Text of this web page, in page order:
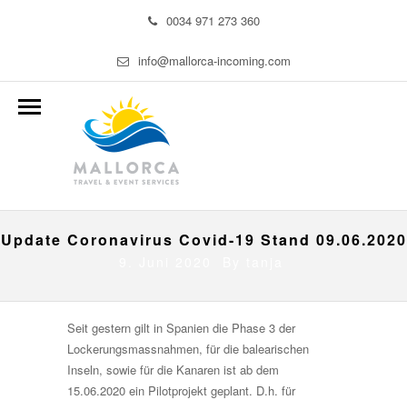
0034 971 273 360
info@mallorca-incoming.com
Update Coronavirus Covid-19 Stand 09.06.2020
Seit gestern gilt in Spanien die Phase 3 der
Lockerungsmassnahmen, für die balearischen
Inseln, sowie für die Kanaren ist ab dem
15.06.2020 ein Pilotprojekt geplant. D.h. für